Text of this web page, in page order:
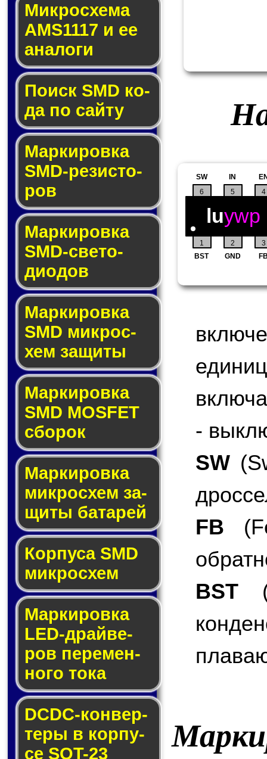
Микросхема
AMS1117 и ее
ана­ло­ги
Поиск SMD ко­
да по сай­ту
Маркировка
SMD-ре­зис­то­
ров
Маркировка
SMD-све­то­
дио­дов
Мар­ки­ров­ка
SMD мик­рос­
хем защиты
Мар­ки­ров­ка
SMD MOSFET
сбо­рок
Мар­ки­ров­ка
мик­ро­схем за­
щи­ты ба­та­рей
Корпуса SMD
мик­ро­схем
Маркировка
LED-драй­ве­
ров пе­ре­мен­
но­го то­ка
DCDC-кон­вер­
те­ры в кор­пу­
се SOT-23
1 2 3
4
BST GND
IN
5
6
SW
luywp
-
SW
FB
BST